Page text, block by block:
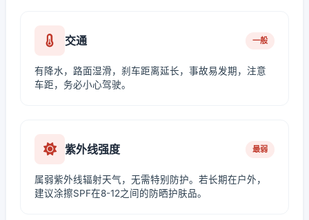
交通 一般
有降水，路面湿滑，刹车距离延长，事故易发期，注意
车距，务必小心驾驶。
紫外线强度 最弱
属弱紫外线辐射天气，无需特别防护。若长期在户外，
建议涂擦SPF在8-12之间的防晒护肤品。